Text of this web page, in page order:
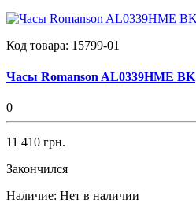
Код товара: 15799-01
Часы Romanson AL0339HME BK
0
11 410 грн.
Закончился
Наличие: Нет в наличии